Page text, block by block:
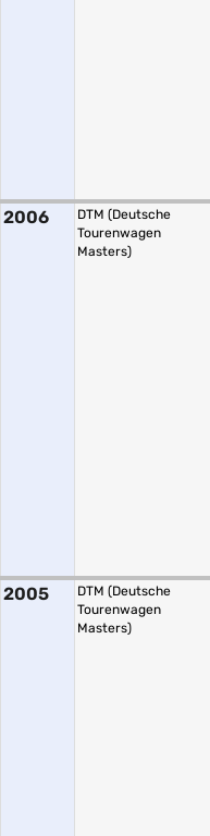
2006
DTM (Deutsche
Tourenwagen
Masters)
2005
DTM (Deutsche
Tourenwagen
Masters)